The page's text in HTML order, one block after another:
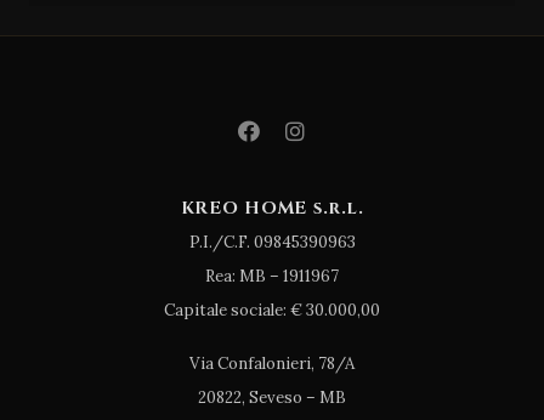
KREO HOME s.r.l.
P.I./C.F. 09845390963
Rea: MB – 1911967
Capitale sociale: € 30.000,00
Via Confalonieri, 78/A
20822, Seveso – MB